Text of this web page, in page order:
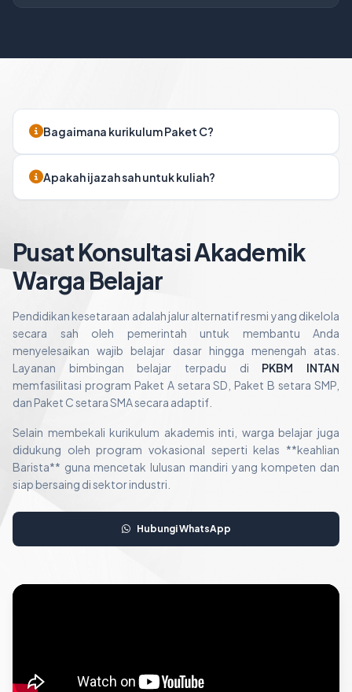
Bagaimana kurikulum Paket C?
Apakah ijazah sah untuk kuliah?
Pusat Konsultasi Akademik
Warga Belajar
Pendidikan kesetaraan adalah jalur alternatif resmi yang dikelola
secara sah oleh pemerintah untuk membantu Anda
menyelesaikan wajib belajar dasar hingga menengah atas.
Layanan bimbingan belajar terpadu di PKBM INTAN
memfasilitasi program Paket A setara SD, Paket B setara SMP,
dan Paket C setara SMA secara adaptif.
Selain membekali kurikulum akademis inti, warga belajar juga
didukung oleh program vokasional seperti kelas **keahlian
Barista** guna mencetak lulusan mandiri yang kompeten dan
siap bersaing di sektor industri.
Hubungi WhatsApp